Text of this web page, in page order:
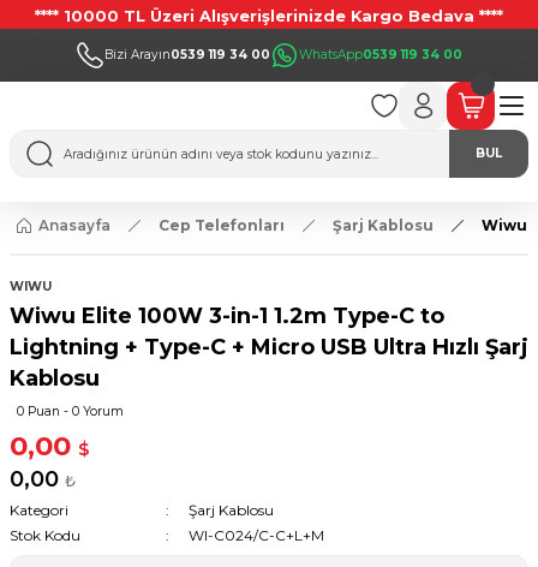
**** 10000 TL Üzeri Alışverişlerinizde Kargo Bedava ****
Bizi Arayın0539 119 34 00 WhatsApp0539 119 34 00
BUL
Anasayfa Cep Telefonları Şarj Kablosu Wiwu
WIWU
Wiwu Elite 100W 3-in-1 1.2m Type-C to
Lightning + Type-C + Micro USB Ultra Hızlı Şarj
Kablosu
0 Puan - 0 Yorum
0,00 $
0,00 ₺
Kategori
Şarj Kablosu
Stok Kodu
WI-C024/C-C+L+M